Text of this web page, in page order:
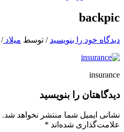
backpic
دیدگاه‌ خود را بنویسید / توسط میلاد/
insurance
دیدگاهتان را بنویسید
نشانی ایمیل شما منتشر نخواهد شد.
علامت‌گذاری شده‌اند *